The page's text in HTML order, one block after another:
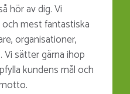
hör av dig. Vi
mest fantastiska
organisationer,
sätter gärna ihop
kundens mål och